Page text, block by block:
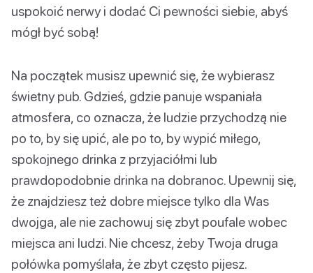
uspokoić nerwy i dodać Ci pewności siebie, abyś
mógł być sobą!
Na początek musisz upewnić się, że wybierasz
świetny pub. Gdzieś, gdzie panuje wspaniała
atmosfera, co oznacza, że ludzie przychodzą nie
po to, by się upić, ale po to, by wypić miłego,
spokojnego drinka z przyjaciółmi lub
prawdopodobnie drinka na dobranoc. Upewnij się,
że znajdziesz też dobre miejsce tylko dla Was
dwojga, ale nie zachowuj się zbyt poufale wobec
miejsca ani ludzi. Nie chcesz, żeby Twoja druga
połówka pomyślała, że zbyt często pijesz.